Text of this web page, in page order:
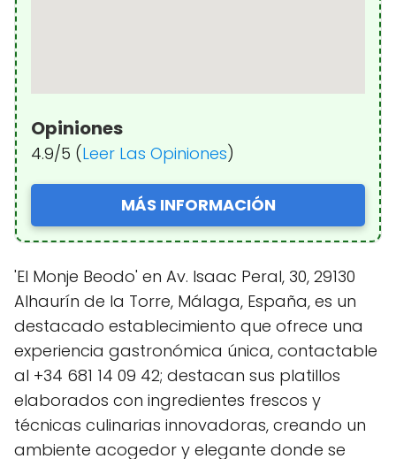
Opiniones
4.9/5 (Leer Las Opiniones)
MÁS INFORMACIÓN
'El Monje Beodo' en Av. Isaac Peral, 30, 29130
Alhaurín de la Torre, Málaga, España, es un
destacado establecimiento que ofrece una
experiencia gastronómica única, contactable
al +34 681 14 09 42; destacan sus platillos
elaborados con ingredientes frescos y
técnicas culinarias innovadoras, creando un
ambiente acogedor y elegante donde se